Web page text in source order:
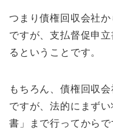
つまり債権回収会社
ですが、支払督促申
るということです。
もちろん、債権回収
ですが、法的にまず
書」まで行ってからで